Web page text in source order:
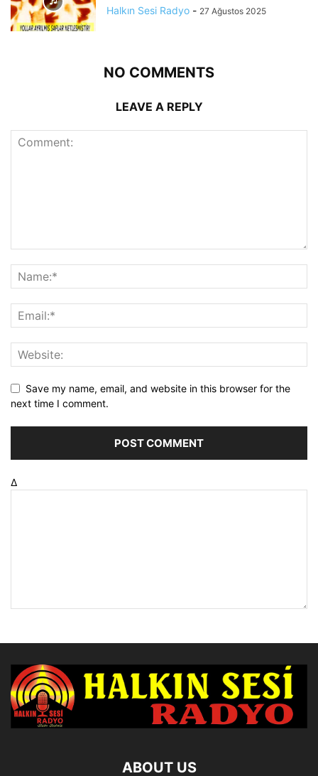
Halkın Sesi Radyo - 27 Ağustos 2025
NO COMMENTS
LEAVE A REPLY
Save my name, email, and website in this browser for the
next time I comment.
Δ
ABOUT US